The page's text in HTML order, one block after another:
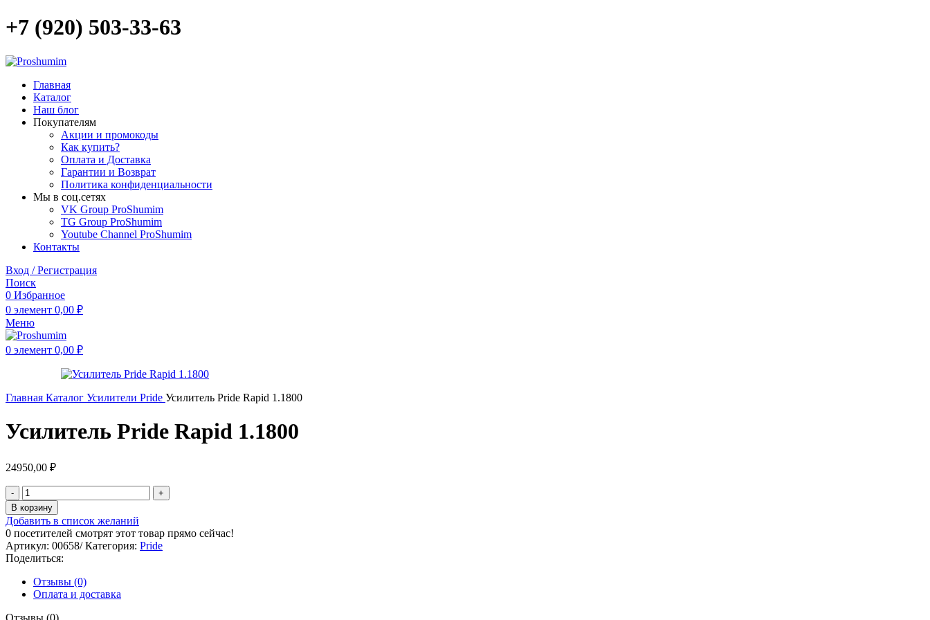
+7 (920) 503-33-63
Главная
Каталог
Наш блог
Покупателям
Акции и промокоды
Как купить?
Оплата и Доставка
Гарантии и Возврат
Политика конфиденциальности
Мы в соц.сетях
VK Group ProShumim
TG Group ProShumim
Youtube Channel ProShumim
Контакты
Вход / Регистрация
Поиск
0 Избранное
0 элемент 0,00 ₽
Меню
0 элемент 0,00 ₽
Главная Каталог Усилители Pride Усилитель Pride Rapid 1.1800
Усилитель Pride Rapid 1.1800
24950,00 ₽
В корзину
Добавить в список желаний
0 посетителей смотрят этот товар прямо сейчас!
Артикул: 00658/Категория: Pride
Поделиться:
Отзывы (0)
Оплата и доставка
Отзывы (0)